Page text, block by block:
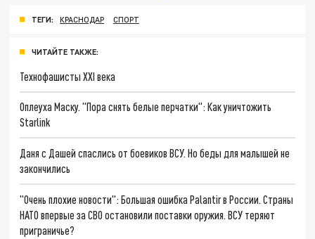
ТЕГИ: КРАСНОДАР СПОРТ
ЧИТАЙТЕ ТАКЖЕ:
Технофашисты XXI века
Оплеуха Маску. "Пора снять белые перчатки": Как уничтожить
Starlink
Даня с Дашей спаслись от боевиков ВСУ. Но беды для малышей не
закончились
"Очень плохие новости": Большая ошибка Palantir в России. Страны
НАТО впервые за СВО остановили поставки оружия. ВСУ теряют
приграничье?